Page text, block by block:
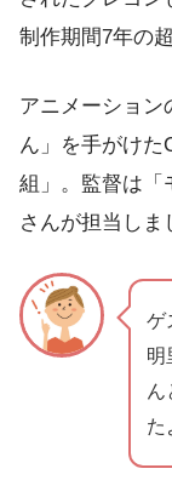
制作期間7年の
アニメーション
ん」を手がけた
組」。監督は「
さんが担当しま
ゲ
明
ん
た